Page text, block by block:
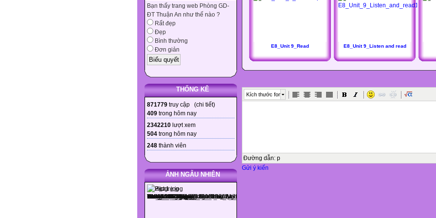
Bạn thấy trang web Phòng GD-
ĐT Thuận An như thế nào ?
Rất đẹp
Đẹp
Bình thường
Đơn giản
THỐNG KÊ
871779 truy cập (chi tiết)
409 trong hôm nay
2342210 lượt xem
504 trong hôm nay
248 thành viên
ẢNH NGẪU NHIÊN
E8_Unit 9_Read E8_Unit 9_Listen and read
Kích thước font
Đường dẫn: p
Gửi ý kiến